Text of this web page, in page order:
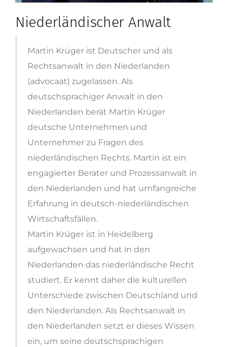
Niederländischer Anwalt
Martin Krüger ist Deutscher und als
Rechtsanwalt in den Niederlanden
(advocaat) zugelassen. Als
deutschsprachiger Anwalt in den
Niederlanden berät Martin Krüger
deutsche Unternehmen und
Unternehmer zu Fragen des
niederländischen Rechts. Martin ist ein
engagierter Berater und Prozessanwalt in
den Niederlanden und hat umfangreiche
Erfahrung in deutsch-niederländischen
Wirtschaftsfällen.
Martin Krüger ist in Heidelberg
aufgewachsen und hat in den
Niederlanden das niederländische Recht
studiert. Er kennt daher die kulturellen
Unterschiede zwischen Deutschland und
den Niederlanden. Als Rechtsanwalt in
den Niederlanden setzt er dieses Wissen
ein, um seine deutschsprachigen